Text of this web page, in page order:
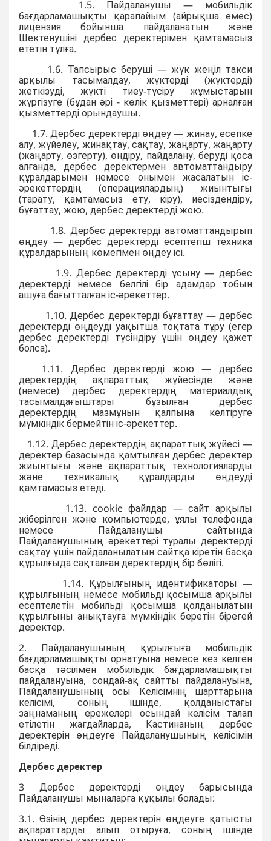
1.5. Пайдаланушы — мобильдік
бағдарламашықты қарапайым (айрықша емес)
лицензия бойынша пайдаланатын және
Шектенушіні дербес деректерімен қамтамасыз
ететін тұлға.
1.6. Тапсырыс беруші — жүк жеңіл такси
арқылы тасымалдау, жүктерді (жүктерді)
жеткізуді, жүкті тиеу-түсіру жұмыстарын
жүргізуге (бұдан әрі - көлік қызметтері) арналған
қызметтерді орындаушы.
1.7. Дербес деректерді өңдеу — жинау, есепке
алу, жүйелеу, жинақтау, сақтау, жаңарту, жаңарту
(жаңарту, өзгерту), өндіру, пайдалану, беруді қоса
алғанда, дербес деректермен автоматтандыру
құралдарымен немесе онымен жасалатын іс-
әрекеттердің (операциялардың) жиынтығы
(тарату, қамтамасыз ету, кіру), иесіздендіру,
бұғаттау, жою, дербес деректерді жою.
1.8. Дербес деректерді автоматтандырып
өңдеу — дербес деректерді есептегіш техника
құралдарының көмегімен өңдеу ісі.
1.9. Дербес деректерді ұсыну — дербес
деректерді немесе белгілі бір адамдар тобын
ашуға бағытталған іс-әрекеттер.
1.10. Дербес деректерді бұғаттау — дербес
деректерді өңдеуді уақытша тоқтата тұру (егер
дербес деректерді түсіндіру үшін өңдеу қажет
болса).
1.11. Дербес деректерді жою — дербес
деректердің ақпараттық жүйесінде және
(немесе) дербес деректердің материалдық
тасымалдағыштары бұзылған дербес
деректердің мазмұнын қалпына келтіруге
мүмкіндік бермейтін іс-әрекеттер.
1.12. Дербес деректердің ақпараттық жүйесі —
деректер базасында қамтылған дербес деректер
жиынтығы және ақпараттық технологияларды
және техникалық құралдарды өңдеуді
қамтамасыз етеді.
1.13. cookie файлдар — сайт арқылы
жіберілген және компьютерде, ұялы телефонда
немесе Пайдаланушы сайтында
Пайдаланушының әрекеттері туралы деректерді
сақтау үшін пайдаланылатын сайтқа кіретін басқа
құрылғыда сақталған деректердің бір бөлігі.
1.14. Құрылғының идентификаторы —
құрылғының немесе мобильді қосымша арқылы
есептелетін мобильді қосымша қолданылатын
құрылғыны анықтауға мүмкіндік беретін бірегей
деректер.
2. Пайдаланушының құрылғыға мобильдік
бағдарламашықты орнатуына немесе кез келген
басқа тәсілмен мобильдік бағдарламашықты
пайдалануына, сондай-ақ сайтты пайдалануына,
Пайдаланушының осы Келісімнің шарттарына
келісімі, соның ішінде, қолданыстағы
заңнаманың ережелері осындай келісім талап
етілетін жағдайларда, Кастинаның дербес
деректерін өңдеуге Пайдаланушының келісімін
білдіреді.
Дербес деректер
3 Дербес деректерді өңдеу барысында
Пайдаланушы мыналарға құқылы болады:
3.1. Өзінің дербес деректерін өңдеуге қатысты
ақпараттарды алып отыруға, соның ішінде